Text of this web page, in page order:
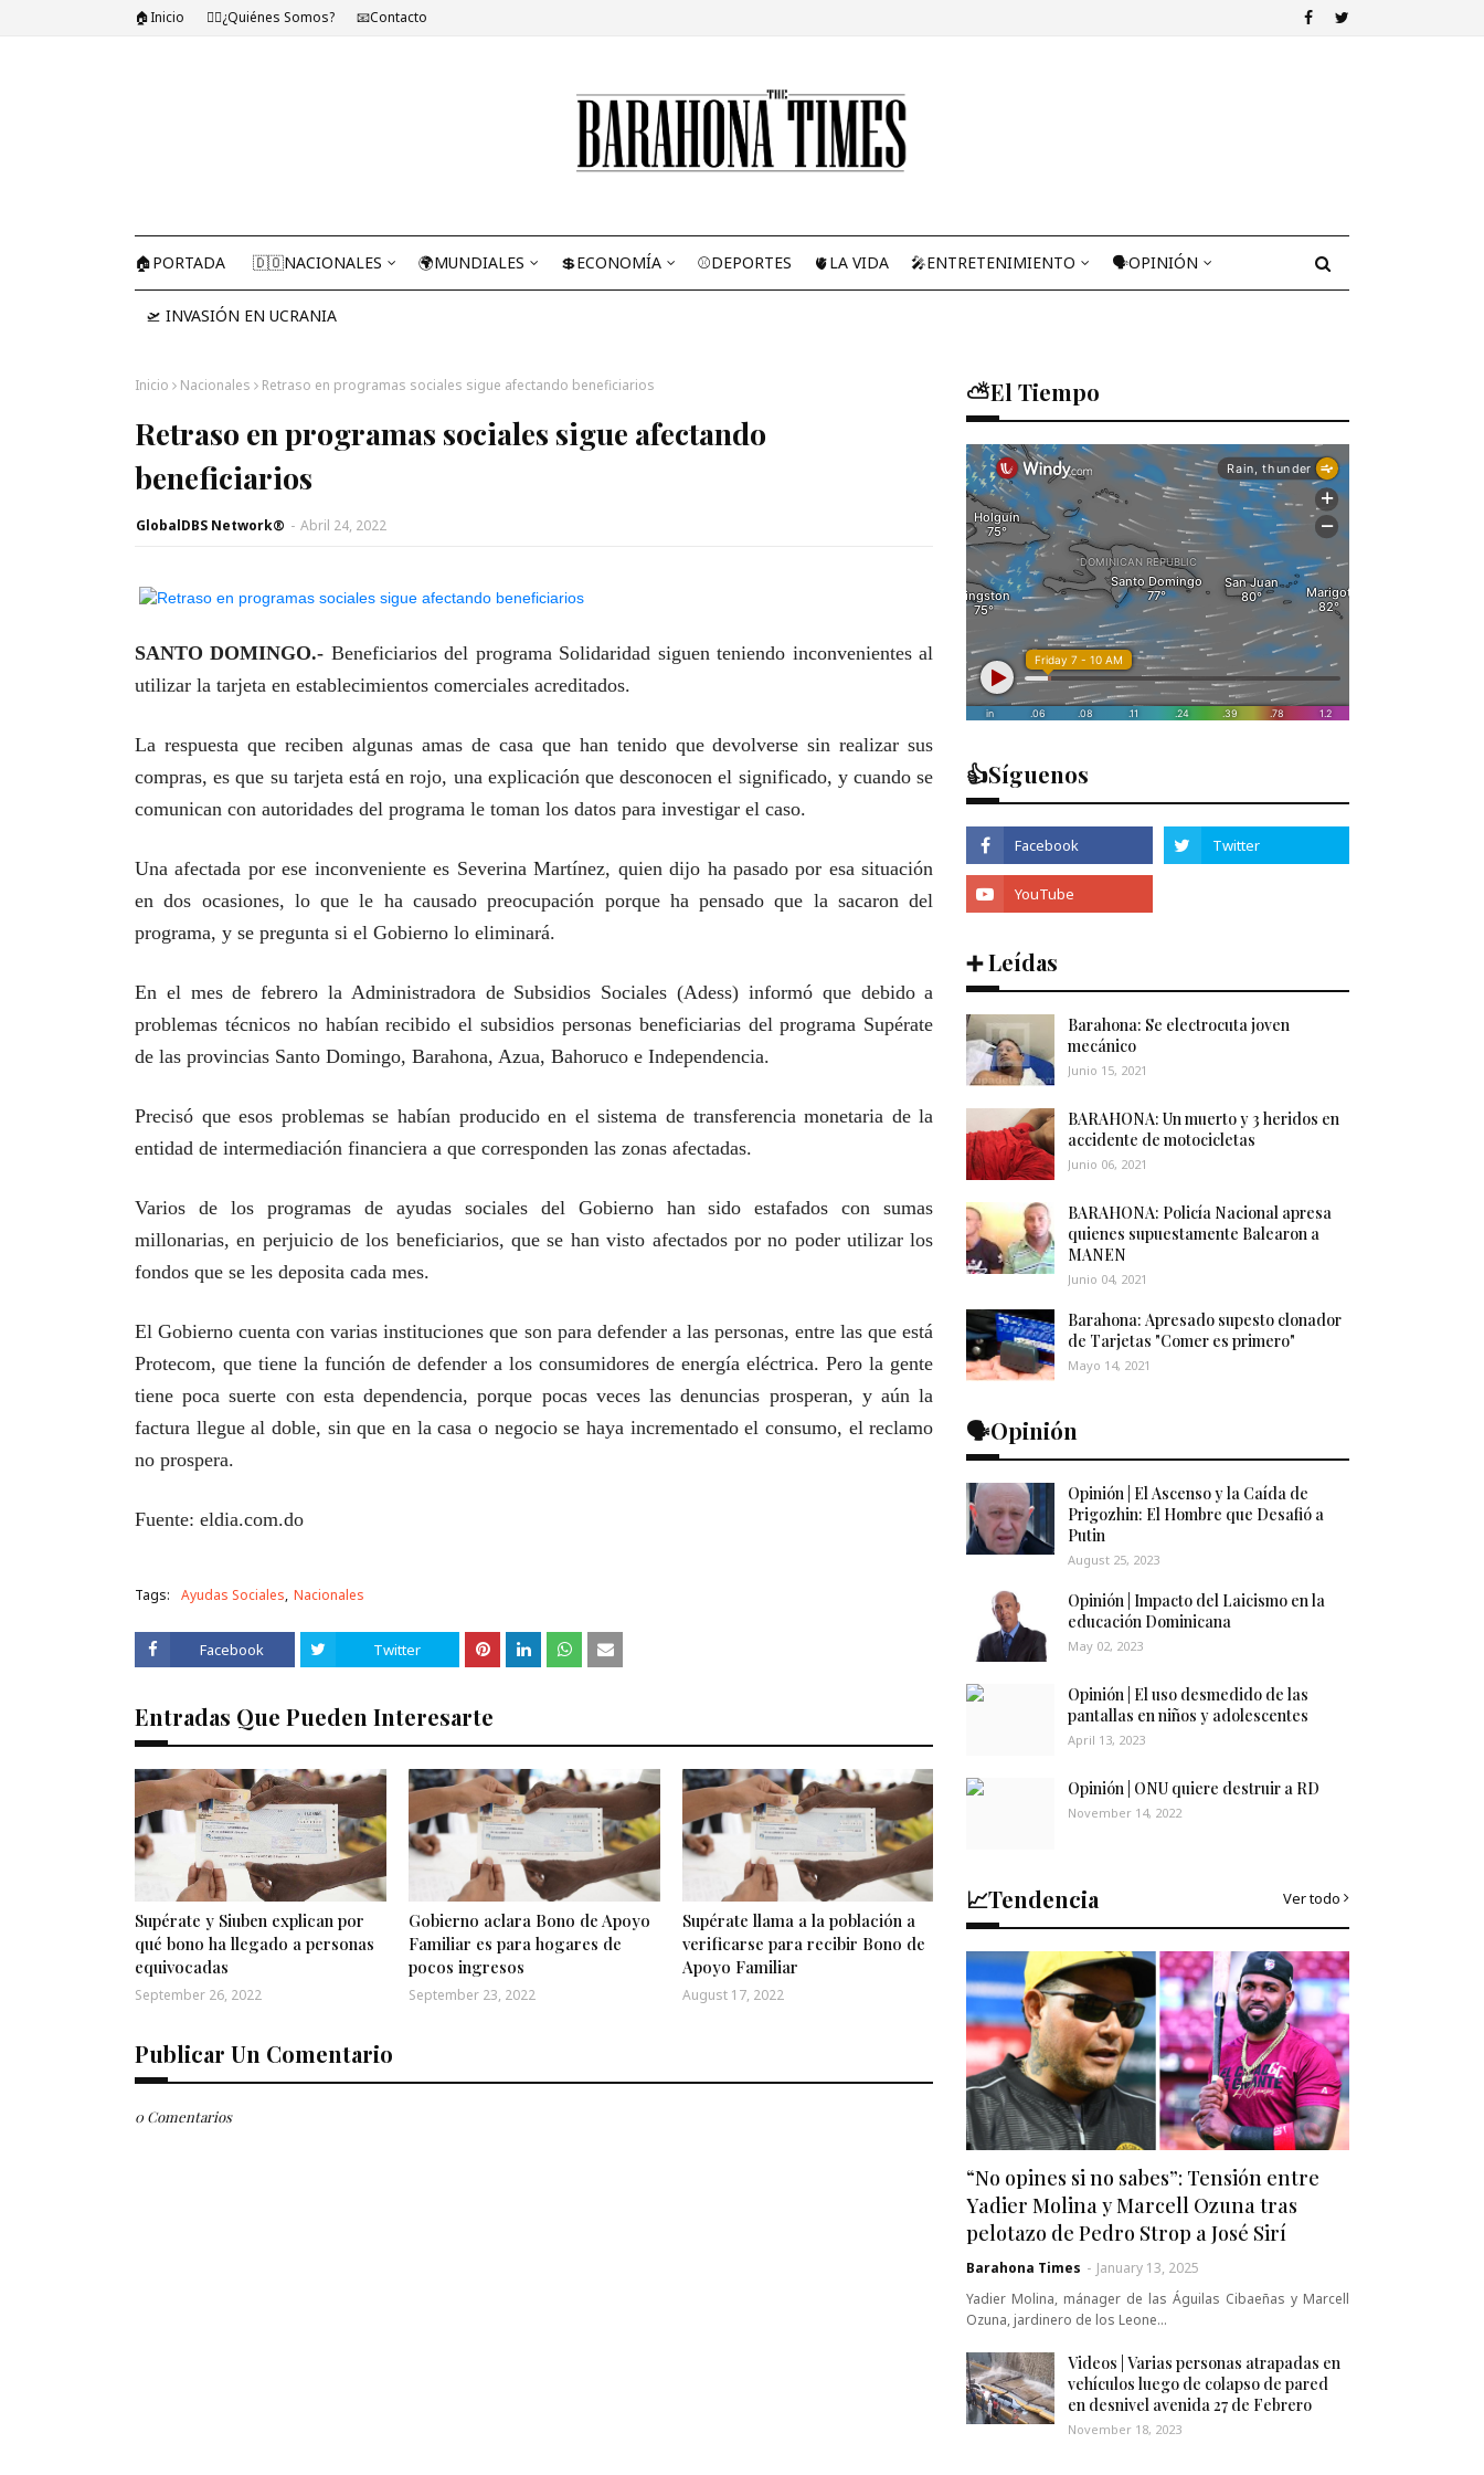
🏠Inicio 🤷‍♂️¿Quiénes Somos? 📧Contacto
🏠PORTADA 🇩🇴NACIONALES 🌍MUNDIALES 💲ECONOMÍA ⚾DEPORTES 🫀LA VIDA 🎤ENTRETENIMIENTO 🗣OPINIÓN
🛫 INVASIÓN EN UCRANIA
Inicio Nacionales Retraso en programas sociales sigue afectando beneficiarios
Retraso en programas sociales sigue afectando
beneficiarios
GlobalDBS Network® - Abril 24, 2022
SANTO DOMINGO.- Beneficiarios del programa Solidaridad siguen teniendo inconvenientes al
utilizar la tarjeta en establecimientos comerciales acreditados.
La respuesta que reciben algunas amas de casa que han tenido que devolverse sin realizar sus
compras, es que su tarjeta está en rojo, una explicación que desconocen el significado, y cuando se
comunican con autoridades del programa le toman los datos para investigar el caso.
Una afectada por ese inconveniente es Severina Martínez, quien dijo ha pasado por esa situación
en dos ocasiones, lo que le ha causado preocupación porque ha pensado que la sacaron del
programa, y se pregunta si el Gobierno lo eliminará.
En el mes de febrero la Administradora de Subsidios Sociales (Adess) informó que debido a
problemas técnicos no habían recibido el subsidios personas beneficiarias del programa Supérate
de las provincias Santo Domingo, Barahona, Azua, Bahoruco e Independencia.
Precisó que esos problemas se habían producido en el sistema de transferencia monetaria de la
entidad de intermediación financiera a que corresponden las zonas afectadas.
Varios de los programas de ayudas sociales del Gobierno han sido estafados con sumas
millonarias, en perjuicio de los beneficiarios, que se han visto afectados por no poder utilizar los
fondos que se les deposita cada mes.
El Gobierno cuenta con varias instituciones que son para defender a las personas, entre las que está
Protecom, que tiene la función de defender a los consumidores de energía eléctrica. Pero la gente
tiene poca suerte con esta dependencia, porque pocas veces las denuncias prosperan, y aún la
factura llegue al doble, sin que en la casa o negocio se haya incrementado el consumo, el reclamo
no prospera.
Fuente: eldia.com.do
Tags: Ayudas Sociales Nacionales
Facebook Twitter
Entradas Que Pueden Interesarte
Supérate y Siuben explican por
qué bono ha llegado a personas
equivocadas
September 26, 2022
Gobierno aclara Bono de Apoyo
Familiar es para hogares de
pocos ingresos
September 23, 2022
Supérate llama a la población a
verificarse para recibir Bono de
Apoyo Familiar
August 17, 2022
Publicar Un Comentario
0 Comentarios
⛅El Tiempo
👍Síguenos
➕ Leídas
Barahona: Se electrocuta joven
mecánico
Junio 15, 2021
BARAHONA: Un muerto y 3 heridos en
accidente de motocicletas
Junio 06, 2021
BARAHONA: Policía Nacional apresa
quienes supuestamente Balearon a
MANEN
Junio 04, 2021
Barahona: Apresado supesto clonador
de Tarjetas "Comer es primero"
Mayo 14, 2021
🗣️Opinión
Opinión | El Ascenso y la Caída de
Prigozhin: El Hombre que Desafió a
Putin
August 25, 2023
Opinión | Impacto del Laicismo en la
educación Dominicana
May 02, 2023
Opinión | El uso desmedido de las
pantallas en niños y adolescentes
April 13, 2023
Opinión | ONU quiere destruir a RD
November 14, 2022
📈Tendencia Ver todo
“No opines si no sabes”: Tensión entre
Yadier Molina y Marcell Ozuna tras
pelotazo de Pedro Strop a José Sirí
Barahona Times - January 13, 2025
Yadier Molina, mánager de las Águilas Cibaeñas y Marcell
Ozuna, jardinero de los Leone…
Videos | Varias personas atrapadas en
vehículos luego de colapso de pared
en desnivel avenida 27 de Febrero
November 18, 2023